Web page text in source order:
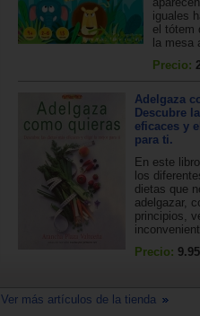
iguales
el tótem
la mesa
Precio:
Adelgaza
Descubre
eficaces y
para ti.
En este
los
dietas que
adelgazar,
principios,
Precio:
Ver más artículos de la tienda